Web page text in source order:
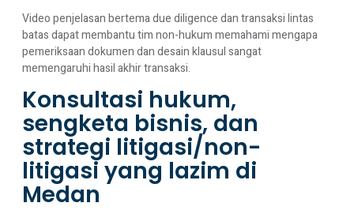
Video penjelasan bertema due diligence dan transaksi lintas
batas dapat membantu tim non-hukum memahami mengapa
pemeriksaan dokumen dan desain klausul sangat
memengaruhi hasil akhir transaksi.
Konsultasi hukum,
sengketa bisnis, dan
strategi litigasi/non-
litigasi yang lazim di
Medan